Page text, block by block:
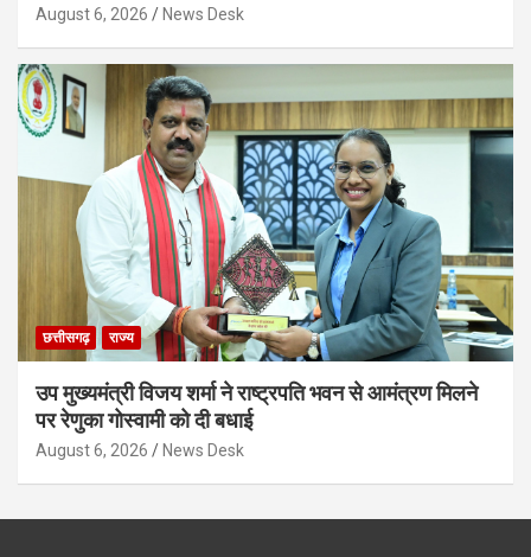
August 6, 2026 News Desk
छत्तीसगढ़ राज्य
उप मुख्यमंत्री विजय शर्मा ने राष्ट्रपति भवन से आमंत्रण मिलने
पर रेणुका गोस्वामी को दी बधाई
August 6, 2026 News Desk